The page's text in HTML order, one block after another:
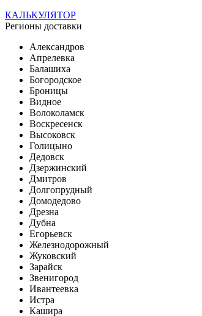
КАЛЬКУЛЯТОР
Регионы доставки
Александров
Апрелевка
Балашиха
Богородское
Броницы
Видное
Волоколамск
Воскресенск
Высоковск
Голицыно
Дедовск
Дзержинский
Дмитров
Долгопрудный
Домодедово
Дрезна
Дубна
Егорьевск
Железнодорожный
Жуковский
Зарайск
Звенигород
Ивантеевка
Истра
Кашира